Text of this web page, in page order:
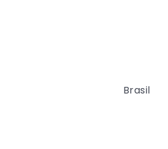
Brasil